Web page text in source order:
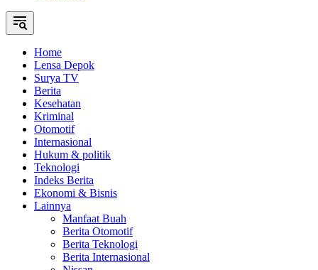
Home
Lensa Depok
Surya TV
Berita
Kesehatan
Kriminal
Otomotif
Internasional
Hukum & politik
Teknologi
Indeks Berita
Ekonomi & Bisnis
Lainnya
Manfaat Buah
Berita Otomotif
Berita Teknologi
Berita Internasional